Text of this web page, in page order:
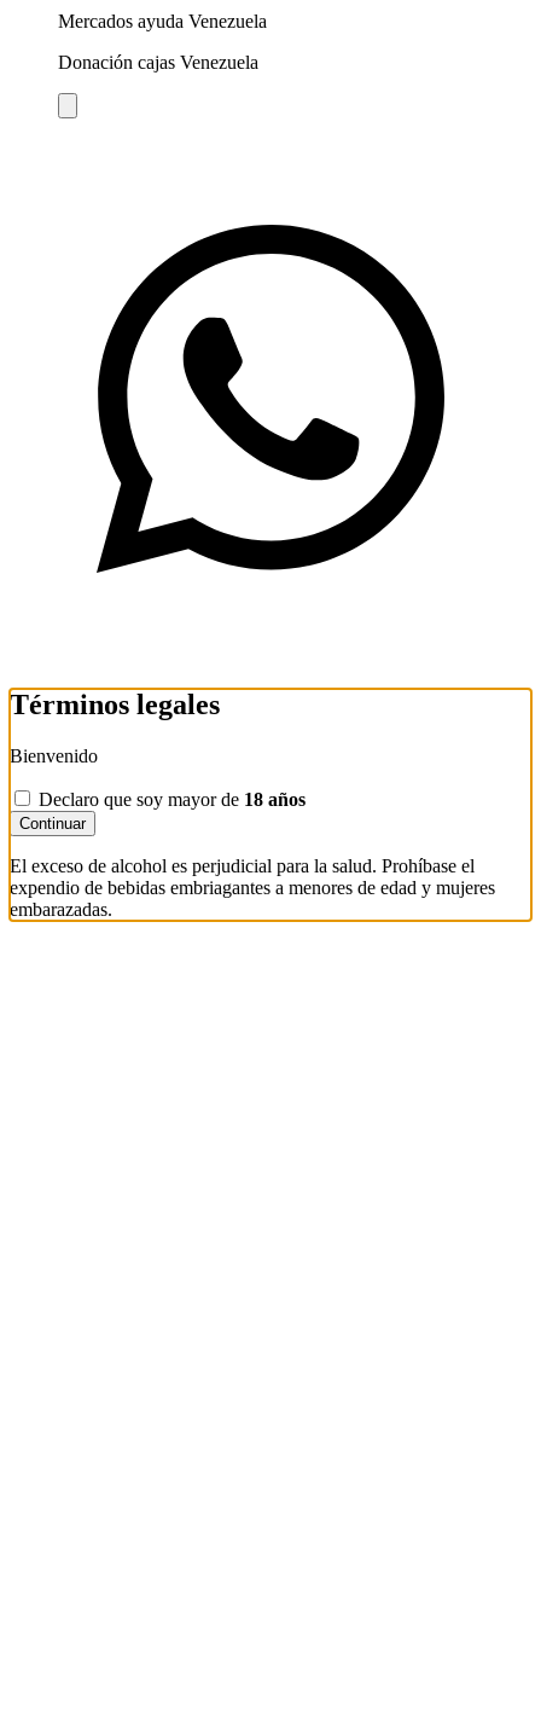
Mercados ayuda Venezuela
Donación cajas Venezuela
Términos legales
Bienvenido
Declaro que soy mayor de 18 años
Continuar
El exceso de alcohol es perjudicial para la salud. Prohíbase el
expendio de bebidas embriagantes a menores de edad y mujeres
embarazadas.